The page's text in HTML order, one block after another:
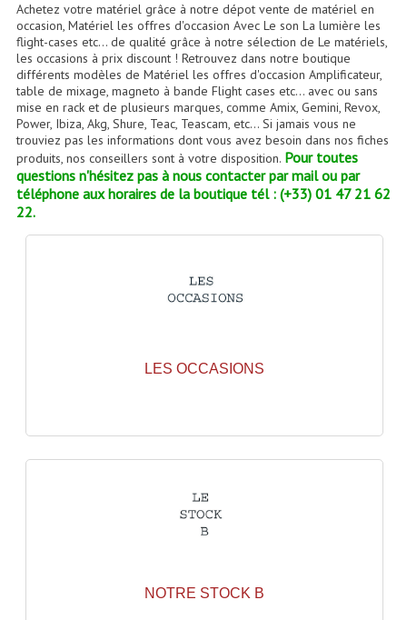
Le Matériel D´occasion
Recherche Avancée
Recevoir Nos Promotions
Faire Votre Devis
CATÉGORIES
Sonorisation
Accessoires Pieds Cellules Diamants
Accessoires Enceintes
Selecteurs Audio Vidéo
Amplificateurs
Amplificateurs Multi-Canaux
Achetez votre matériel grâce à notre dépot vente de matériel en
occasion, Matériel les offres d'occasion Avec Le son La lumière les
flight-cases etc… de qualité grâce à notre sélection de Le matériels,
les occasions à prix discount ! Retrouvez dans notre boutique
différents modèles de Matériel les offres d'occasion Amplificateur,
table de mixage, magneto à bande Flight cases etc… avec ou sans
mise en rack et de plusieurs marques, comme Amix, Gemini, Revox,
Power, Ibiza, Akg, Shure, Teac, Teascam, etc… Si jamais vous ne
trouviez pas les informations dont vous avez besoin dans nos fiches
produits, nos conseillers sont à votre disposition. Pour toutes
questions n'hésitez pas à nous contacter par mail ou par
téléphone aux horaires de la boutique tél : (+33) 01 47 21 62
22.
LES OCCASIONS
NOTRE STOCK B